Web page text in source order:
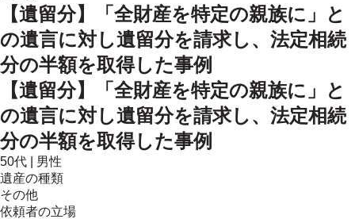
【遺留分】「全財産を特定の親族に」と
の遺言に対し遺留分を請求し、法定相続
分の半額を取得した事例
【遺留分】「全財産を特定の親族に」と
の遺言に対し遺留分を請求し、法定相続
分の半額を取得した事例
50代
男性
遺産の種類
その他
依頼者の立場